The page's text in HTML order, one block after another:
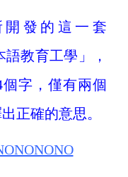
發的這一套
語教育工學」，
字，僅有兩個
正確的意思。